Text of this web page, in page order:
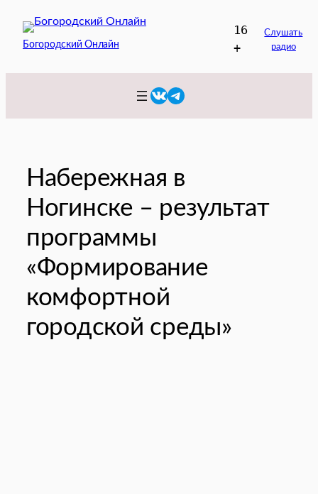
содержимому
Богородский Онлайн
16
+
Слушать
радио
VKTelegram
Набережная в
Ногинске – результат
программы
«Формирование
комфортной
городской среды»